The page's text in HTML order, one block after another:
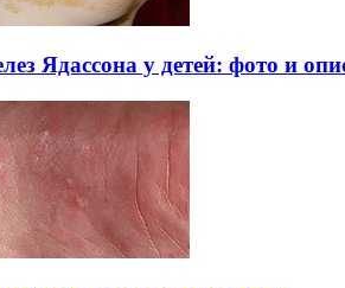
Ядассона у детей: фото и